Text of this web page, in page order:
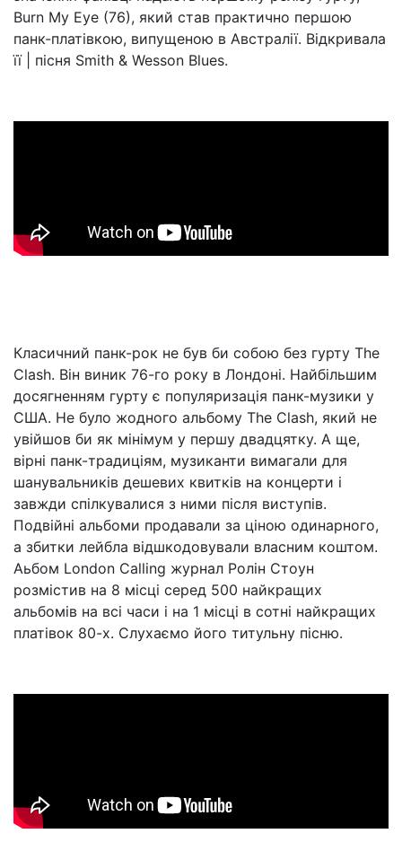
Burn My Eye (76), який став практично першою
панк-платівкою, випущеною в Австралії. Відкривала
її | пісня Smith & Wesson Blues.
Класичний панк-рок не був би собою без гурту The
Clash. Він виник 76-го року в Лондоні. Найбільшим
досягненням гурту є популяризація панк-музики у
США. Не було жодного альбому The Clash, який не
увійшов би як мінімум у першу двадцятку. А ще,
вірні панк-традиціям, музиканти вимагали для
шанувальників дешевих квитків на концерти і
завжди спілкувалися з ними після виступів.
Подвійні альбоми продавали за ціною одинарного,
а збитки лейбла відшкодовували власним коштом.
Аьбом London Calling журнал Ролін Стоун
розмістив на 8 місці серед 500 найкращих
альбомів на всі часи і на 1 місці в сотні найкращих
платівок 80-х. Слухаємо його титульну пісню.